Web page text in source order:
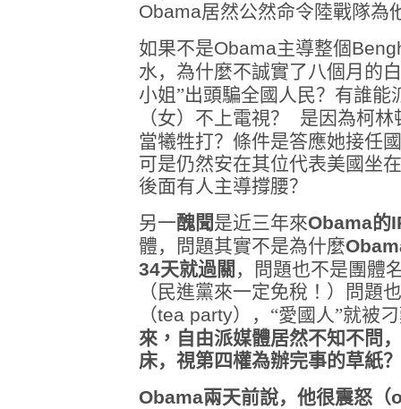
Obama居然公然命令陸戰隊為
如果不是Obama主導整個
水，為什麼不誠實了八個月的
小姐”出頭騙全國人民？有誰能
（女）不上電視？
是因為柯林
當犧牲打？條件是答應她接任
可是仍然安在其位代表美國坐
後面有人主導撐腰？
另一醜聞是近三年來Obama的
體，問題其實不是為什麼
34天就過關 ，
問題也不是團體
（民進黨來一定免稅！）
問題
（tea party），“愛國人”就被
來， 自由派媒體居然不知不問
床，視第四權為辦完事的草紙？
Obama兩天前說，他很震怒（